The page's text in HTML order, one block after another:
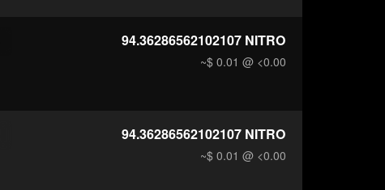
94.36286562102107 NITRO
~$ 0.01 @ <0.00
94.36286562102107 NITRO
~$ 0.01 @ <0.00